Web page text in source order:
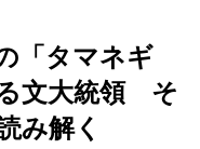
「タマネギ
文大統領 そ
み解く